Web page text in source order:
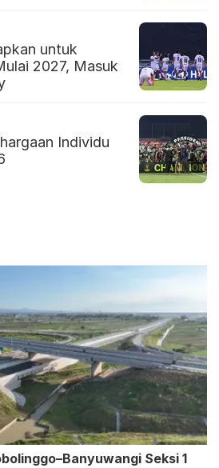
untuk
2027, Masuk
Individu
Seksi 1